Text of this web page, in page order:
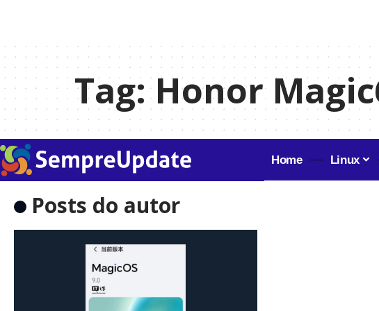
Tag:Honor
Home Linux
Posts do autor